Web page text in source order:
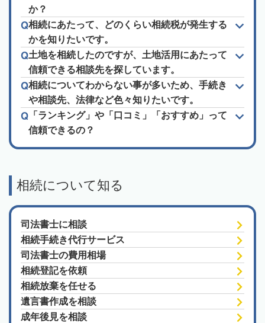
か？
相続にあたって、どのくらい相続税が発生する
かを知りたいです。
土地を相続したのですが、土地活用にあたって
信頼できる相談先を探しています。
相続についてわからない事が多いため、手続き
や相談先、法律など色々知りたいです。
「ランキング」や「口コミ」「おすすめ」って
信頼できるの？
相続について知る
司法書士に相談
相続手続き代行サービス
司法書士の費用相場
相続登記を依頼
相続放棄を任せる
遺言書作成を相談
成年後見を相談